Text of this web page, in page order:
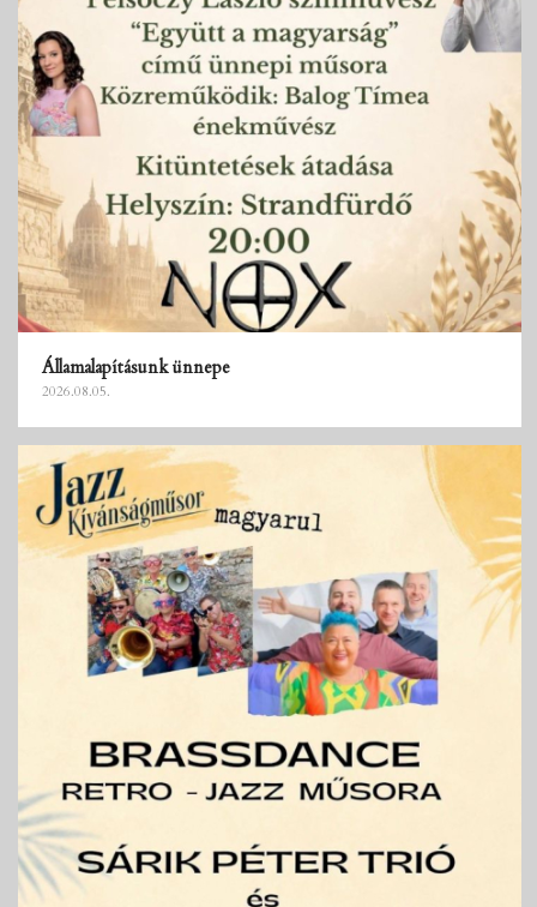
Államalapításunk ünnepe
2026.08.05.